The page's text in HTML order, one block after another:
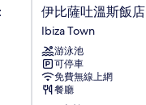
伊
比
薩
吐
溫
斯
飯
伊比薩吐溫斯飯店
Ibiza Town
游泳池
可停車
免費無線上網
餐廳